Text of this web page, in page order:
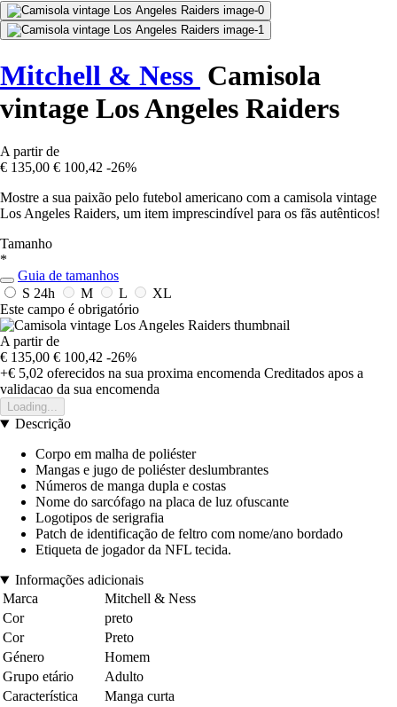
Mitchell & Ness Camisola
vintage Los Angeles Raiders
A partir de
€ 135,00 € 100,42 -26%
Mostre a sua paixão pelo futebol americano com a camisola vintage
Los Angeles Raiders, um item imprescindível para os fãs autênticos!
Tamanho
*
Guia de tamanhos
S 24h M L
XL
Este campo é obrigatório
A partir de
€ 135,00 € 100,42 -26%
+€ 5,02 oferecidos na sua proxima encomenda Creditados apos a
validacao da sua encomenda
Loading...
Descrição
Corpo em malha de poliéster
Mangas e jugo de poliéster deslumbrantes
Números de manga dupla e costas
Nome do sarcófago na placa de luz ofuscante
Logotipos de serigrafia
Patch de identificação de feltro com nome/ano bordado
Etiqueta de jogador da NFL tecida.
Informações adicionais
Marca
Mitchell & Ness
Cor
preto
Cor
Preto
Género
Homem
Grupo etário
Adulto
Característica
Manga curta